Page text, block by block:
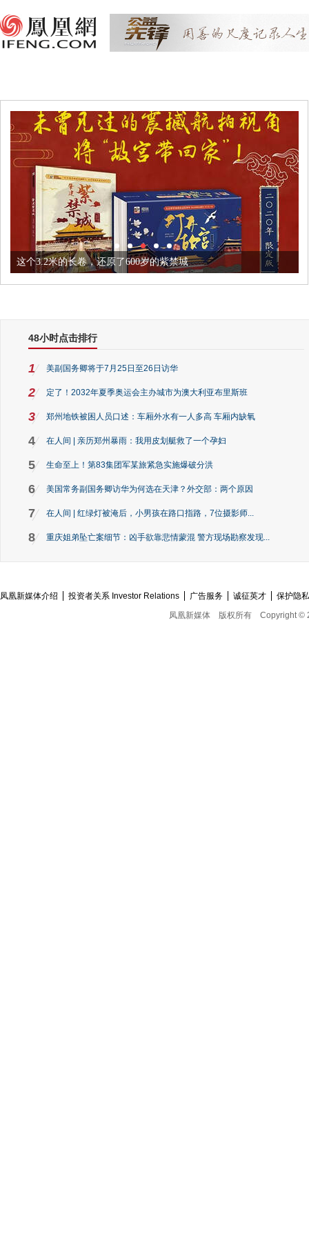
这个3.2米的长卷，还原了600岁的紫禁城
48小时点击排行
1 美副国务卿将于7月25日至26日访华
2 定了！2032年夏季奥运会主办城市为澳大利亚布里斯班
3 郑州地铁被困人员口述：车厢外水有一人多高 车厢内缺氧
4 在人间 | 亲历郑州暴雨：我用皮划艇救了一个孕妇
5 生命至上！第83集团军某旅紧急实施爆破分洪
6 美国常务副国务卿访华为何选在天津？外交部：两个原因
7 在人间 | 红绿灯被淹后，小男孩在路口指路，7位摄影师...
8 重庆姐弟坠亡案细节：凶手欲靠悲情蒙混 警方现场勘察发现...
凤凰新媒体介绍 投资者关系 Investor Relations 广告服务 诚征英才
保护隐
凤凰新媒体
版权所有 Copyright ©